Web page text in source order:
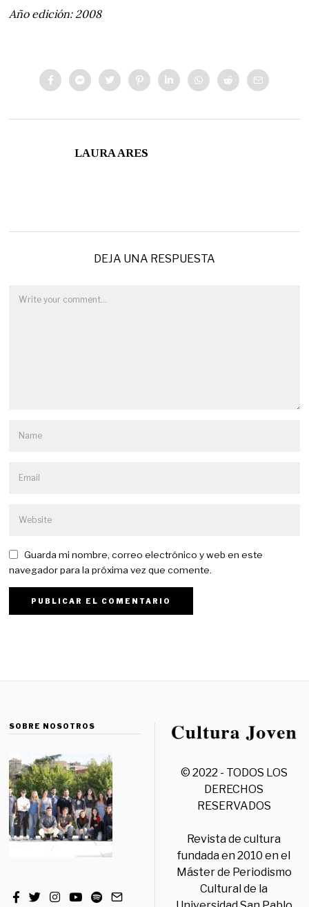
Año edición: 2008
LAURA ARES
DEJA UNA RESPUESTA
Guarda mi nombre, correo electrónico y web en este
navegador para la próxima vez que comente.
SOBRE NOSOTROS
© 2022 - TODOS LOS
DERECHOS
RESERVADOS
Revista de cultura
fundada en 2010 en el
Máster de Periodismo
Cultural de la